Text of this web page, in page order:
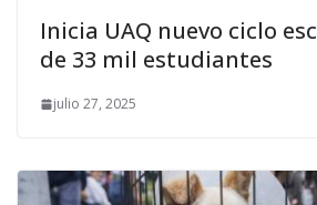
Inicia UAQ nuevo ciclo
de 33 mil estudiantes
julio 27, 2025